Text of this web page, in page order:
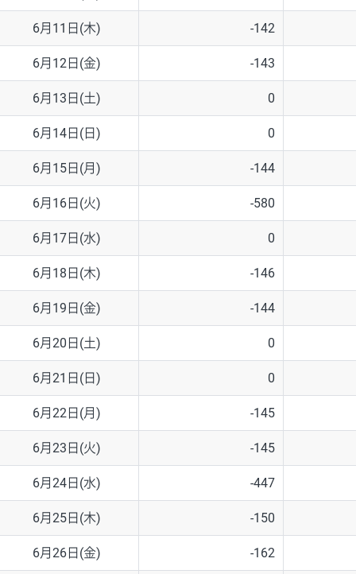
6月11日(木) -142
6月12日(金) -143
6月13日(土) 0
6月14日(日) 0
6月15日(月) -144
6月16日(火) -580
6月17日(水) 0
6月18日(木) -146
6月19日(金) -144
6月20日(土) 0
6月21日(日) 0
6月22日(月) -145
6月23日(火) -145
6月24日(水) -447
6月25日(木) -150
6月26日(金) -162